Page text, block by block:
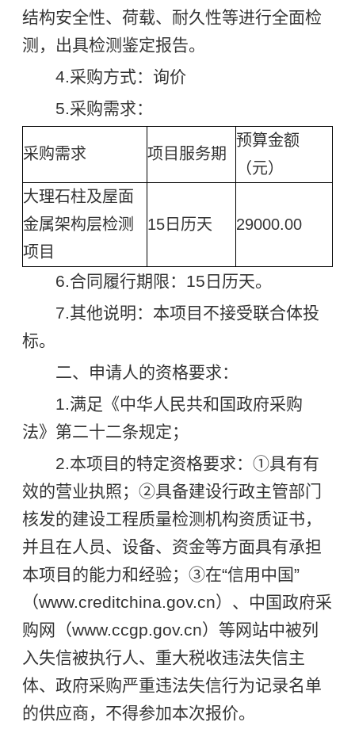
结构安全性、荷载、耐久性等进行全面检
测，出具检测鉴定报告。
4.采购方式：询价
5.采购需求：
采购需求 项目服务期
预算金额
（元）
大理石柱及屋面
金属架构层检测
项目
15日历天 29000.00
6.合同履行期限：15日历天。
7.其他说明：本项目不接受联合体投
标。
二、申请人的资格要求：
1.满足《中华人民共和国政府采购
法》第二十二条规定；
2.本项目的特定资格要求：①具有有
效的营业执照；②具备建设行政主管部门
核发的建设工程质量检测机构资质证书，
并且在人员、设备、资金等方面具有承担
本项目的能力和经验；③在“信用中国”
（www.creditchina.gov.cn）、中国政府采
购网（www.ccgp.gov.cn）等网站中被列
入失信被执行人、重大税收违法失信主
体、政府采购严重违法失信行为记录名单
的供应商，不得参加本次报价。